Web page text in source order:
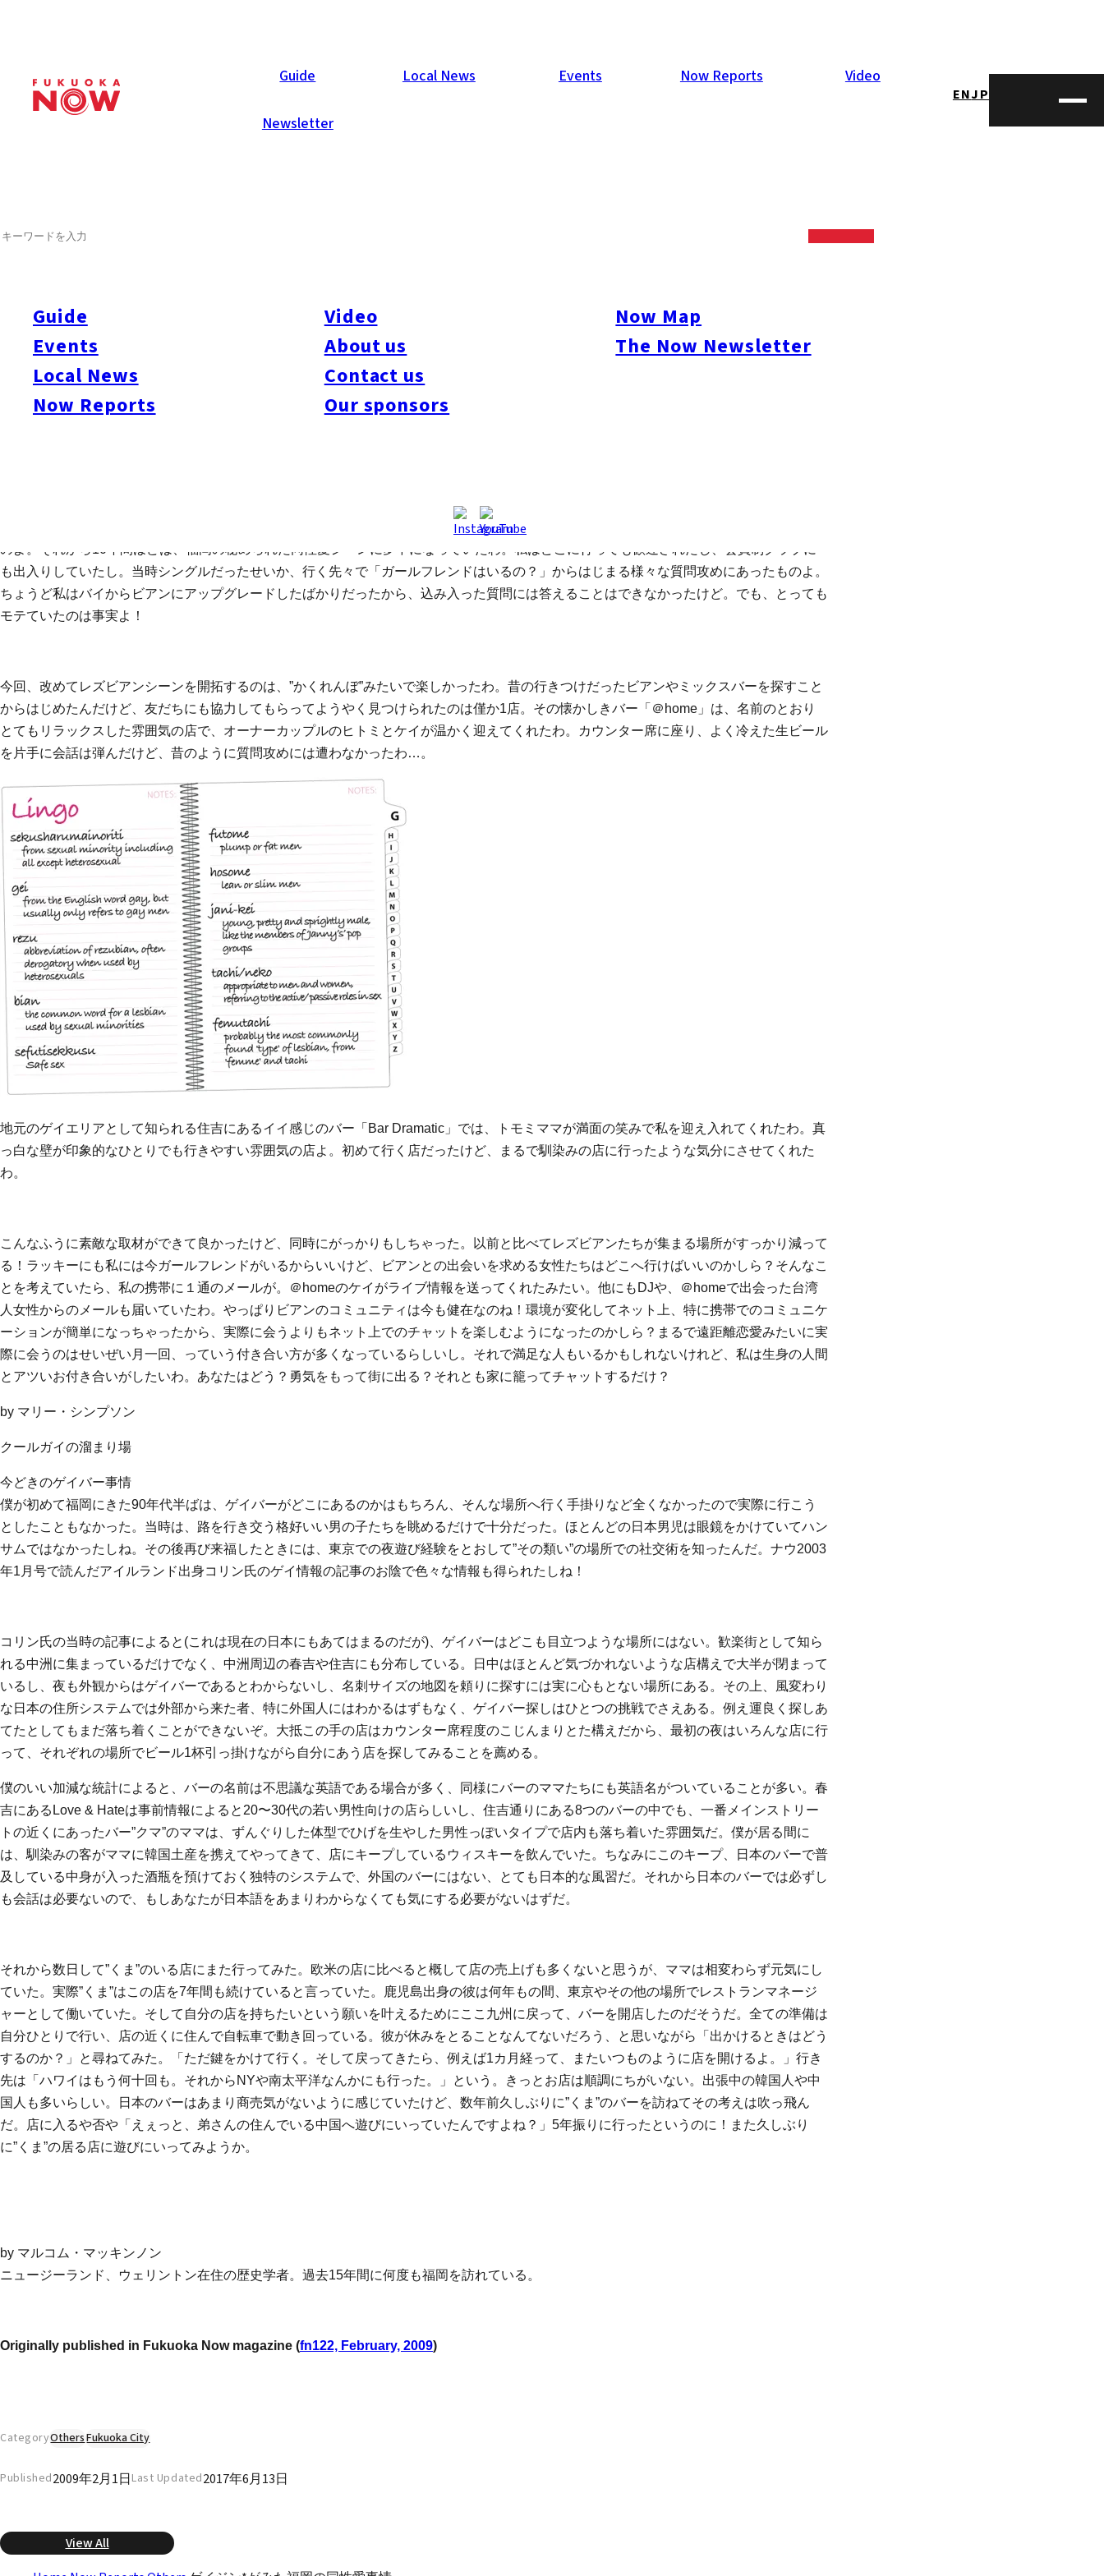
Guide Local News Events Now Reports Video
Newsletter
ENJP
Guide
Events
Local News
Now Reports
Video
About us
Contact us
Our sponsors
Now Map
The Now Newsletter
Now Reports
レズビアンコミュニティ
2003 年1月号の特集で多くの反響をよんだ『福岡のゲイ事情』。2回目となる今回は、表立って語られることの少ないレズビアン事情を在福
歴の長いマリーがレポート。仲間を求める人、新たな出会いを求める人、単におしゃべりを楽しみたい人など、各々の想いが詰まった福岡の
レズビアンたちの現状とは・・・。
ュニティを探すには自分の足だけが頼りだったものよ。お気に入りのバーを見つけてからは数カ月間ほど足繁く通いつめたわねー。そしてあ
る日、ついに店員に化粧室でキスの歓迎を受けたの！その小さな事件が、私が後に小さなレズビアンコミュニティをつくるきっかけとなった
のよ。それから10年間ほどは、福岡の秘められた同性愛シーンに夢中になっていたわ。私はどこに行っても歓迎されたし、会員制クラブに
も出入りしていたし。当時シングルだったせいか、行く先々で「ガールフレンドはいるの？」からはじまる様々な質問攻めにあったものよ。
ちょうど私はバイからビアンにアップグレードしたばかりだったから、込み入った質問には答えることはできなかったけど。でも、とっても
モテていたのは事実よ！
今回、改めてレズビアンシーンを開拓するのは、”かくれんぼ”みたいで楽しかったわ。昔の行きつけだったビアンやミックスバーを探すこと
からはじめたんだけど、友だちにも協力してもらってようやく見つけられたのは僅か1店。その懐かしきバー「＠home」は、名前のとおり
とてもリラックスした雰囲気の店で、オーナーカップルのヒトミとケイが温かく迎えてくれたわ。カウンター席に座り、よく冷えた生ビール
を片手に会話は弾んだけど、昔のように質問攻めには遭わなかったわ…。
地元のゲイエリアとして知られる住吉にあるイイ感じのバー「Bar Dramatic」では、トモミママが満面の笑みで私を迎え入れてくれたわ。真
っ白な壁が印象的なひとりでも行きやすい雰囲気の店よ。初めて行く店だったけど、まるで馴染みの店に行ったような気分にさせてくれた
わ。
こんなふうに素敵な取材ができて良かったけど、同時にがっかりもしちゃった。以前と比べてレズビアンたちが集まる場所がすっかり減って
る！ラッキーにも私には今ガールフレンドがいるからいいけど、ビアンとの出会いを求める女性たちはどこへ行けばいいのかしら？そんなこ
とを考えていたら、私の携帯に１通のメールが。＠homeのケイがライブ情報を送ってくれたみたい。他にもDJや、＠homeで出会った台湾
人女性からのメールも届いていたわ。やっぱりビアンのコミュニティは今も健在なのね！環境が変化してネット上、特に携帯でのコミュニケ
ーションが簡単になっちゃったから、実際に会うよりもネット上でのチャットを楽しむようになったのかしら？まるで遠距離恋愛みたいに実
際に会うのはせいぜい月一回、っていう付き合い方が多くなっているらしいし。それで満足な人もいるかもしれないけれど、私は生身の人間
とアツいお付き合いがしたいわ。あなたはどう？勇気をもって街に出る？それとも家に籠ってチャットするだけ？
by マリー・シンプソン
クールガイの溜まり場
今どきのゲイバー事情
僕が初めて福岡にきた90年代半ばは、ゲイバーがどこにあるのかはもちろん、そんな場所へ行く手掛りなど全くなかったので実際に行こう
としたこともなかった。当時は、路を行き交う格好いい男の子たちを眺めるだけで十分だった。ほとんどの日本男児は眼鏡をかけていてハン
サムではなかったしね。その後再び来福したときには、東京での夜遊び経験をとおして”その類い”の場所での社交術を知ったんだ。ナウ2003
年1月号で読んだアイルランド出身コリン氏のゲイ情報の記事のお陰で色々な情報も得られたしね！
コリン氏の当時の記事によると(これは現在の日本にもあてはまるのだが)、ゲイバーはどこも目立つような場所にはない。歓楽街として知ら
れる中洲に集まっているだけでなく、中洲周辺の春吉や住吉にも分布している。日中はほとんど気づかれないような店構えで大半が閉まって
いるし、夜も外観からはゲイバーであるとわからないし、名刺サイズの地図を頼りに探すには実に心もとない場所にある。その上、風変わり
な日本の住所システムでは外部から来た者、特に外国人にはわかるはずもなく、ゲイバー探しはひとつの挑戦でさえある。例え運良く探しあ
てたとしてもまだ落ち着くことができないぞ。大抵この手の店はカウンター席程度のこじんまりとた構えだから、最初の夜はいろんな店に行
って、それぞれの場所でビール1杯引っ掛けながら自分にあう店を探してみることを薦める。
僕のいい加減な統計によると、バーの名前は不思議な英語である場合が多く、同様にバーのママたちにも英語名がついていることが多い。春
吉にあるLove & Hateは事前情報によると20〜30代の若い男性向けの店らしいし、住吉通りにある8つのバーの中でも、一番メインストリー
トの近くにあったバー”クマ”のママは、ずんぐりした体型でひげを生やした男性っぽいタイプで店内も落ち着いた雰囲気だ。僕が居る間に
は、馴染みの客がママに韓国土産を携えてやってきて、店にキープしているウィスキーを飲んでいた。ちなみにこのキープ、日本のバーで普
及している中身が入った酒瓶を預けておく独特のシステムで、外国のバーにはない、とても日本的な風習だ。それから日本のバーでは必ずし
も会話は必要ないので、もしあなたが日本語をあまりわからなくても気にする必要がないはずだ。
それから数日して”くま”のいる店にまた行ってみた。欧米の店に比べると概して店の売上げも多くないと思うが、ママは相変わらず元気にし
ていた。実際”くま”はこの店を7年間も続けていると言っていた。鹿児島出身の彼は何年もの間、東京やその他の場所でレストランマネージ
ャーとして働いていた。そして自分の店を持ちたいという願いを叶えるためにここ九州に戻って、バーを開店したのだそうだ。全ての準備は
自分ひとりで行い、店の近くに住んで自転車で動き回っている。彼が休みをとることなんてないだろう、と思いながら「出かけるときはどう
するのか？」と尋ねてみた。「ただ鍵をかけて行く。そして戻ってきたら、例えば1カ月経って、またいつものように店を開けるよ。」行き
先は「ハワイはもう何十回も。それからNYや南太平洋なんかにも行った。」という。きっとお店は順調にちがいない。出張中の韓国人や中
国人も多いらしい。日本のバーはあまり商売気がないように感じていたけど、数年前久しぶりに”くま”のバーを訪ねてその考えは吹っ飛ん
だ。店に入るや否や「えぇっと、弟さんの住んでいる中国へ遊びにいっていたんですよね？」5年振りに行ったというのに！また久しぶり
に”くま”の居る店に遊びにいってみようか。
by マルコム・マッキンノン
ニュージーランド、ウェリントン在住の歴史学者。過去15年間に何度も福岡を訪れている。
Originally published in Fukuoka Now magazine (fn122, February, 2009)
CategoryOthersFukuoka City
Published2009年2月1日Last Updated2017年6月13日
View All